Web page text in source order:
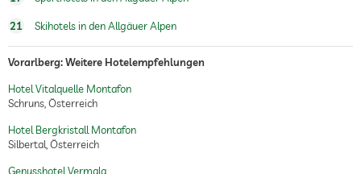
Pool beheizt
Fitnesskurse
Wandern
21 Skihotels in den Allgäuer Alpen
Vorarlberg: Weitere Hotelempfehlungen
Hotel Vitalquelle Montafon
Schruns, Österreich
Hotel Bergkristall Montafon
Silbertal, Österreich
Genusshotel Vermala